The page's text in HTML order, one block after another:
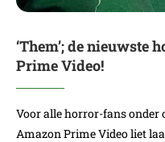
‘Them’; de nieuwste
Prime Video!
Voor alle horror-fans onder
Amazon Prime Video liet